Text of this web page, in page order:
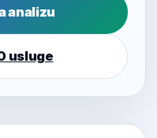
analizu
usluge